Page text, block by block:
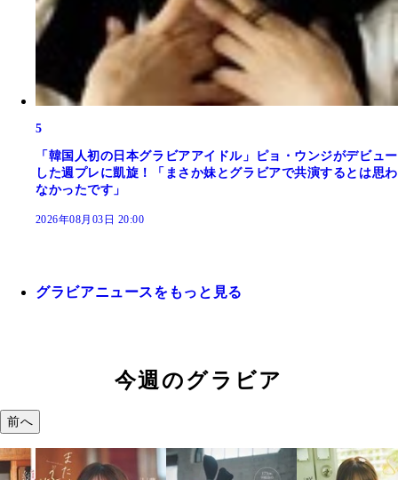
5
「韓国人初の日本グラビアアイドル」ピョ・ウンジがデビュー
した週プレに凱旋！「まさか妹とグラビアで共演するとは思わ
なかったです」
2026年08月03日 20:00
グラビアニュースをもっと見る
今週のグラビア
前へ